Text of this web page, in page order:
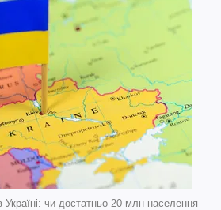
Україні: чи достатньо 20 млн населення